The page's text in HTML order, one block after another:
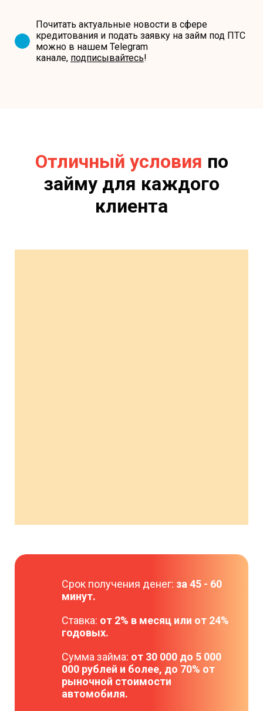
Почитать актуальные новости в сфере
кредитования и подать заявку на займ под ПТС
можно в нашем Telegram
канале, подписывайтесь!
Отличный условия по
займу для каждого
клиента
Срок получения денег: за 45 - 60
минут.
Ставка: от 2% в месяц или от 24%
годовых.
Сумма займа: от 30 000 до 5 000
000 рублей и более, до 70% от
рыночной стоимости
автомобиля.